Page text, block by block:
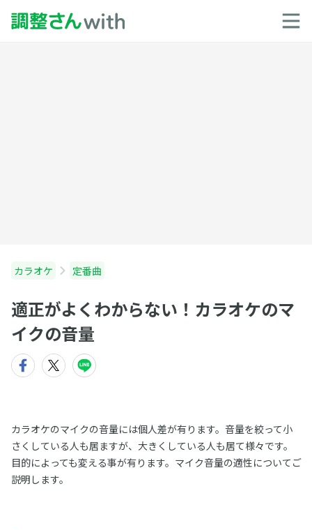
カラオケ 定番曲
適正がよくわからない！カラオケのマ
イクの音量
カラオケのマイクの音量には個人差が有ります。音量を絞って小
さくしている人も居ますが、大きくしている人も居て様々です。
目的によっても変える事が有ります。マイク音量の適性についてご
説明します。